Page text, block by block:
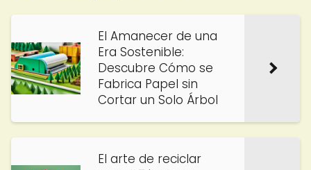
El Amanecer de una
Era Sostenible:
Descubre Cómo se
Fabrica Papel sin
Cortar un Solo Árbol
El arte de reciclar